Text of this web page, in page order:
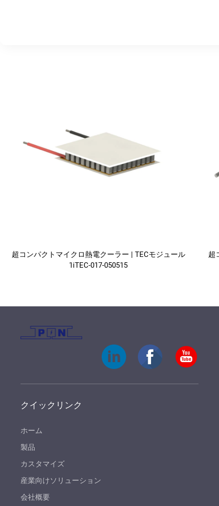
超コンパクトマイクロ熱電クーラー | TECモジュール
1iTEC-017-050515
超
クイックリンク
ホーム
製品
カスタマイズ
産業向けソリューション
会社概要